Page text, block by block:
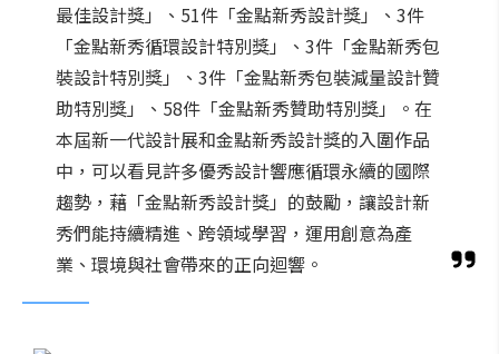
最佳設計獎」、51件「金點新秀設計獎」、3件
「金點新秀循環設計特別獎」、3件「金點新秀包
裝設計特別獎」、3件「金點新秀包裝減量設計贊
助特別獎」、58件「金點新秀贊助特別獎」。在
本屆新一代設計展和金點新秀設計獎的入圍作品
中，可以看見許多優秀設計響應循環永續的國際
趨勢，藉「金點新秀設計獎」的鼓勵，讓設計新
秀們能持續精進、跨領域學習，運用創意為產
業、環境與社會帶來的正向迴響。